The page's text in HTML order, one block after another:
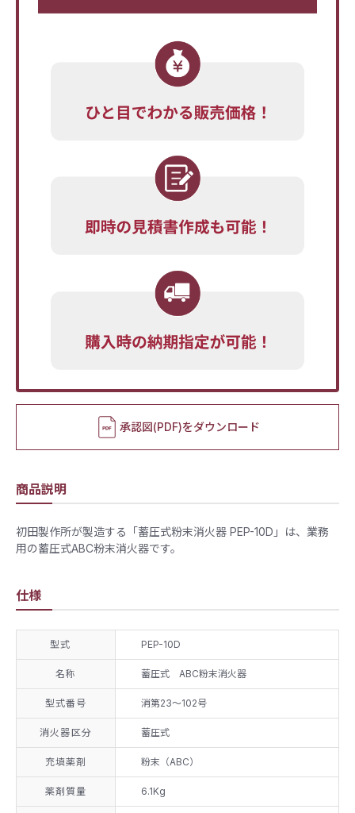
承認図(PDF)をダウンロード
商品説明
初田製作所が製造する「蓄圧式粉末消火器 PEP-10D」は、業務
用の蓄圧式ABC粉末消火器です。
仕様
型式 PEP-10D
名称 蓄圧式 ABC粉末消火器
型式番号 消第23～102号
消火器区分 蓄圧式
充填薬剤 粉末（ABC）
薬剤質量 6.1Kg